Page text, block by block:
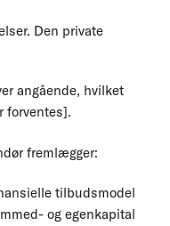
Den private
angående, hvilket
forventes].
fremlægger:
tilbudsmodel
og egenkapital